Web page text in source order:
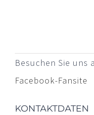
Besuchen Sie uns
Facebook-Fansite
KONTAKTDATEN